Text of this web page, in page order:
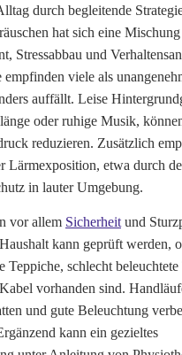
durch begleitende
hat sich eine Mischung
Stressabbau und
viele als
auffällt. Leise
oder ruhige Musik,
reduzieren. Zusätzlich
Lärmexposition, etwa durch
in lauter Umgebung.
vor allem Sicherheit und
kann geprüft werden,
Teppiche, schlecht beleuchtete
vorhanden sind.
und gute Beleuchtung
kann ein gezieltes